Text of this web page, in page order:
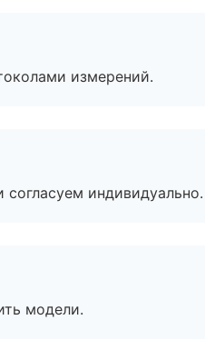
измерений.
индивидуально.
модели.